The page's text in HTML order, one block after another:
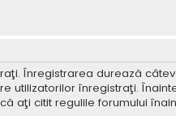
Înregistrarea durează
utilizatorilor înregistraţi.
aţi citit regulile forumului